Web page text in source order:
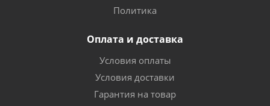
Политика
Оплата и доставка
Условия оплаты
Условия доставки
Гарантия на товар